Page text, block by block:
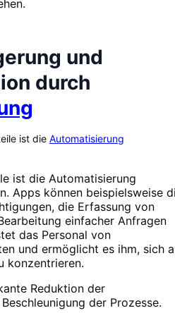
und
durch
ist die Automatisierung
ist die Automatisierung
Apps können beispielsweise
die Erfassung von
einfacher Anfragen
das Personal von
und ermöglicht es ihm, sich
konzentrieren.
Reduktion der
der Prozesse.